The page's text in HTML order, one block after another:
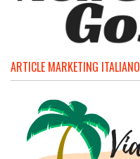
ARTICLE MARKETING ITALIANO